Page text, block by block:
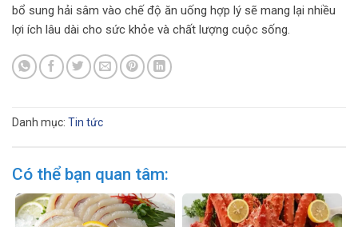
bổ sung hải sâm vào chế độ ăn uống hợp lý sẽ mang lại nhiều
lợi ích lâu dài cho sức khỏe và chất lượng cuộc sống.
Danh mục: Tin tức
Có thể bạn quan tâm: